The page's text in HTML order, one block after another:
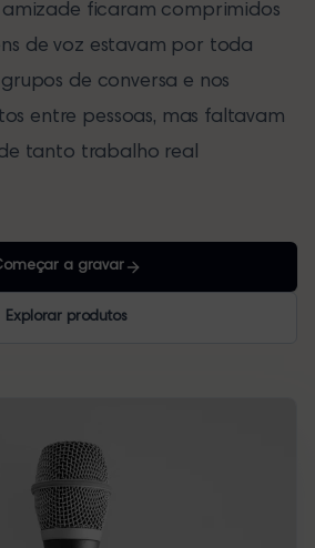
ficaram comprimidos
de voz estavam por toda
de conversa e nos
entre pessoas, mas faltavam
tanto trabalho real
a gravar
Explorar produtos